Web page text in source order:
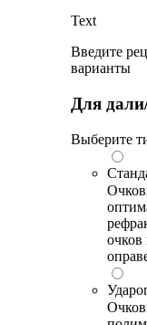
Text
Введите
варианты
Для
Выберите
очков